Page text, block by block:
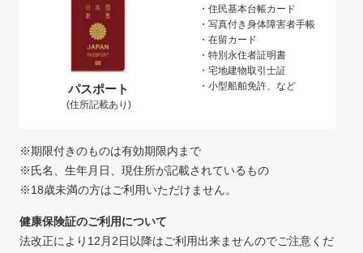
パスポート
(住所記載あり)
・住民基本台帳カード
・写真付き身体障害者手帳
・在留カード
・特別永住者証明書
・宅地建物取引士証
・小型船舶免許、など
※期限付きのものは有効期限内まで
※氏名、生年月日、現住所が記載されているもの
※18歳未満の方はご利用いただけません。
健康保険証のご利用について
法改正により12月2日以降はご利用出来ませんのでご注意くだ